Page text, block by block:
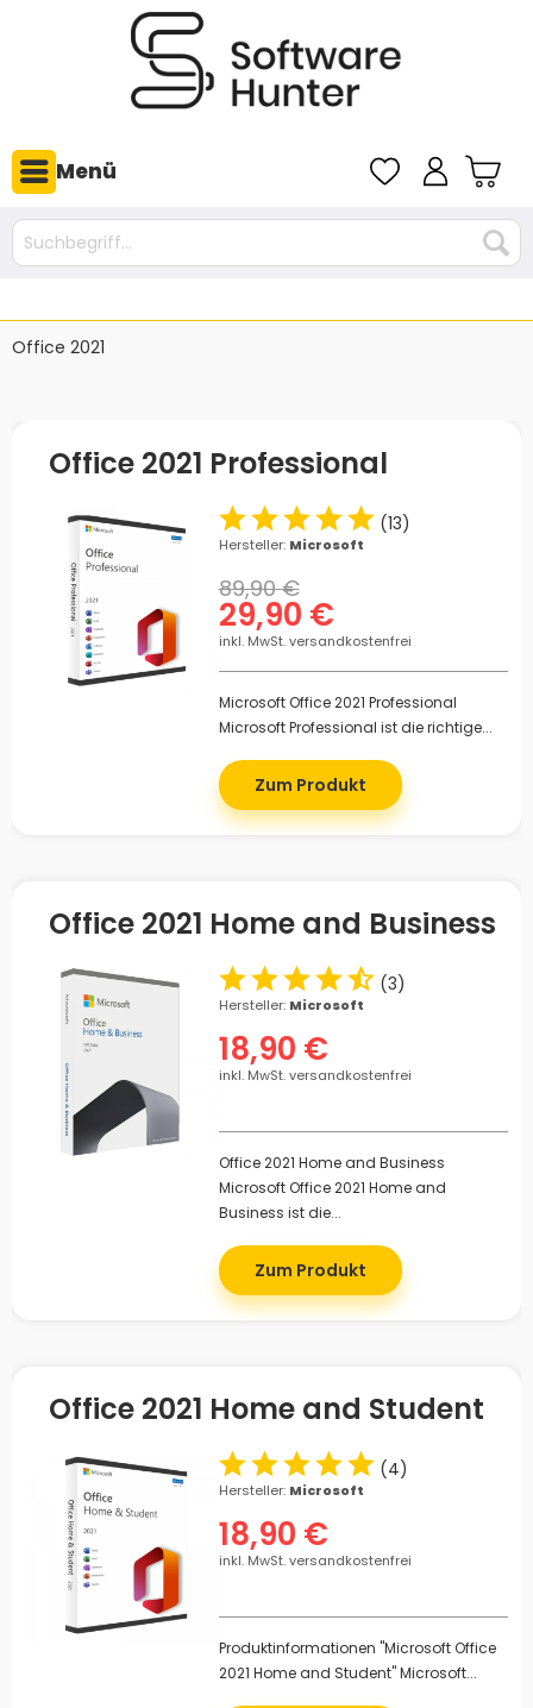
Menü
Office 2021
Office 2021 Professional
(13)
Hersteller: Microsoft
29,90 €
89,90 €
inkl. MwSt. versandkostenfrei
Microsoft Office 2021 Professional
Microsoft Professional ist die richtige...
Zum Produkt
Office 2021 Home and Business
(3)
Hersteller: Microsoft
18,90 €
inkl. MwSt. versandkostenfrei
Office 2021 Home and Business
Microsoft Office 2021 Home and
Business ist die...
Zum Produkt
Office 2021 Home and Student
(4)
Hersteller: Microsoft
18,90 €
inkl. MwSt. versandkostenfrei
Produktinformationen "Microsoft Office
2021 Home and Student" Microsoft...